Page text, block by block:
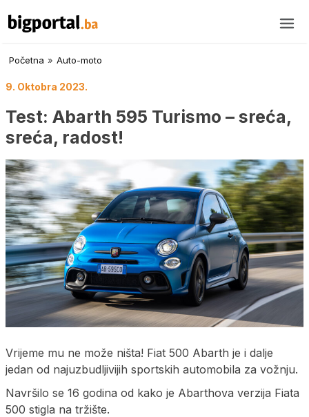
Početna » Auto-moto
9. Oktobra 2023.
Test: Abarth 595 Turismo – sreća,
sreća, radost!
Vrijeme mu ne može ništa! Fiat 500 Abarth je i dalje
jedan od najuzbudljivijih sportskih automobila za vožnju.
Navršilo se 16 godina od kako je Abarthova verzija Fiata
500 stigla na tržište.